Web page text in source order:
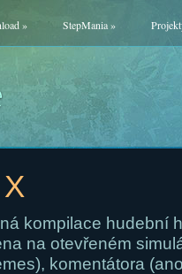
» StepMania»
kompilace hudební
na otevřeném
komentátora